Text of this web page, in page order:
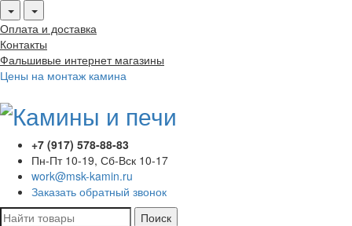
Оплата и доставка
Контакты
Фальшивые интернет магазины
Цены на монтаж камина
+7 (917) 578-88-83
Пн-Пт 10-19, Сб-Вск 10-17
work@msk-kamin.ru
Заказать обратный звонок
Поиск